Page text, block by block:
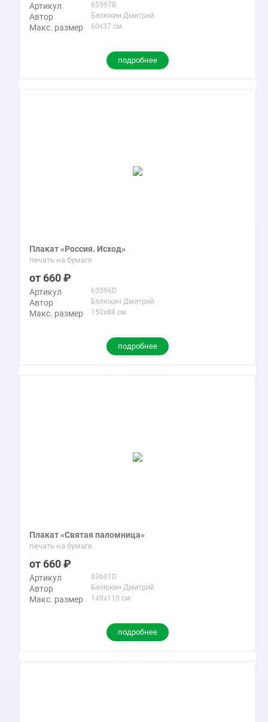
Артикул 63597B
Автор Белюкин Дмитрий
Макс. размер 60x37 см
подробнее
Плакат «Россия. Исход»
печать на бумаге
660
Артикул 63596D
Автор Белюкин Дмитрий
Макс. размер 150x88 см
подробнее
Плакат «Cвятая паломница»
печать на бумаге
660
Артикул 63601D
Автор Белюкин Дмитрий
Макс. размер 149x110 см
подробнее